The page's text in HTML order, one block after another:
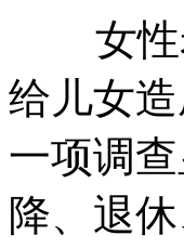
女性老
给儿女
一项调
降、退